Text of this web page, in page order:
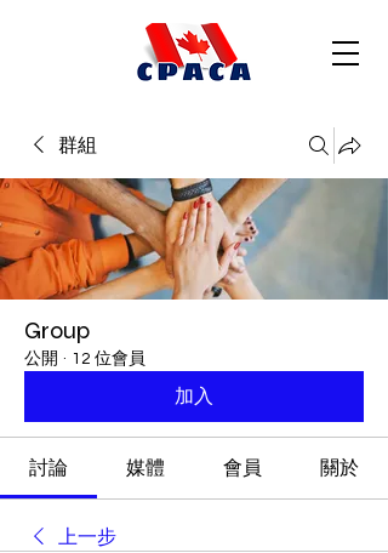
群組
Group
公開 · 12 位會員
加入
討論 媒體 會員 關於
上一步